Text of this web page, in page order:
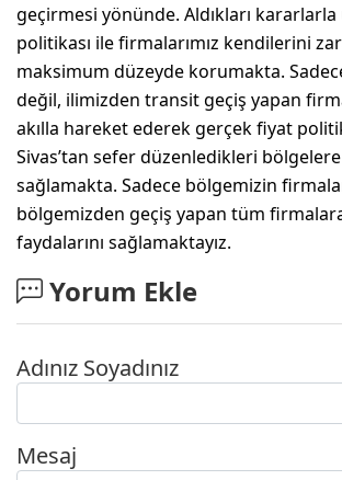
geçirmesi yönünde. Aldıkları
politikası ile firmalarımız kendilerini
maksimum düzeyde korumakta.
değil, ilimizden transit geçiş yapan
akılla hareket ederek gerçek fiyat
Sivas’tan sefer düzenledikleri
sağlamakta. Sadece bölgemizin
bölgemizden geçiş yapan tüm
faydalarını sağlamaktayız.
Yorum Ekle
Adınız Soyadınız
Mesaj